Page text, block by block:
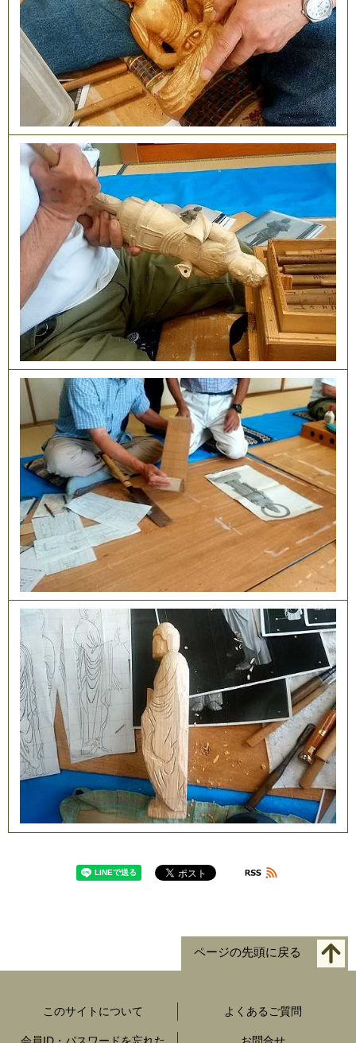
ページの先頭に戻る
このサイトについて よくあるご質問